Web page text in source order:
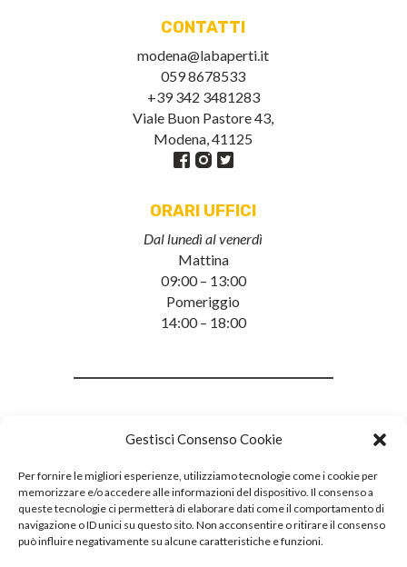
Gestisci Consenso Cookie
Per fornire le migliori esperienze, utilizziamo tecnologie come i cookie per
memorizzare e/o accedere alle informazioni del dispositivo. Il consenso a
queste tecnologie ci permetterà di elaborare dati come il comportamento di
navigazione o ID unici su questo sito. Non acconsentire o ritirare il consenso
può influire negativamente su alcune caratteristiche e funzioni.
CONTATTI
modena@labaperti.it
059 8678533
+39 342 3481283
Viale Buon Pastore 43,
Modena, 41125
ORARI UFFICI
Dal lunedì al venerdì
Mattina
09:00 – 13:00
Pomeriggio
14:00 – 18:00